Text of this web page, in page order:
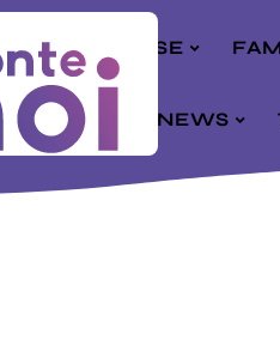
ENTREPRISE
MODE NEWS